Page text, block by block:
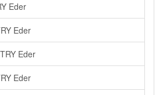
Eder
Eder
Eder
Eder